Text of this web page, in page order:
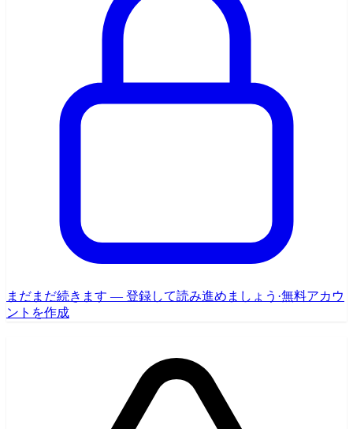
まだまだ続きます — 登録して読み進めましょう ·無料アカウ
ントを作成